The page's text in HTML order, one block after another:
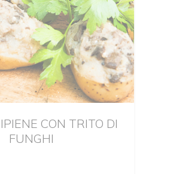
CON TRITO DI
FUNGHI